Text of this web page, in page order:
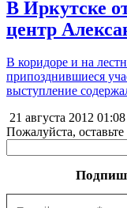
В Иркутске
центр
В коридоре и на
припозднившиеся
выступление
21 августа 2012 01:08
Пожалуйста,